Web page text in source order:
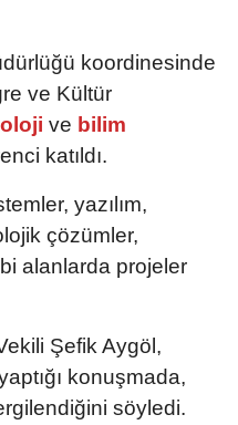
koordinesinde
ve Kültür
ve bilim
katıldı.
yazılım,
çözümler,
alanlarda projeler
Şefik Aygöl,
konuşmada,
söyledi.